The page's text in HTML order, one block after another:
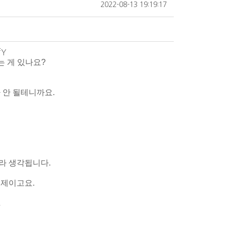
2022-08-13 19:19:17
게 있나요?
될테니까요.
생각됩니다.
이고요.